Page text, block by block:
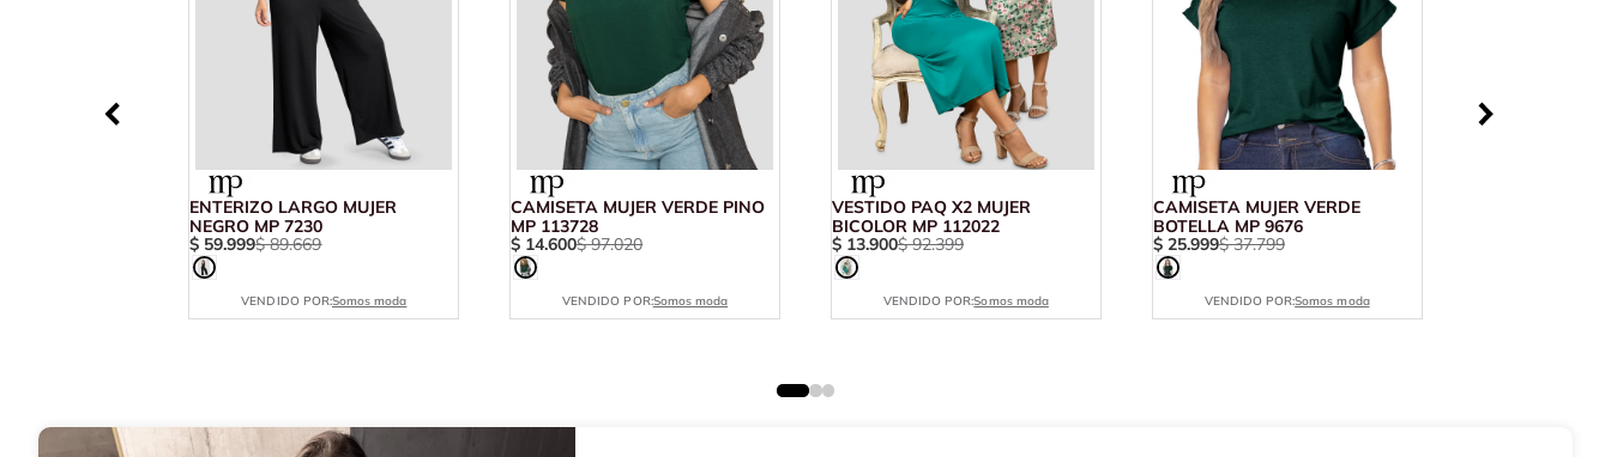
ENTERIZO LARGO MUJER
NEGRO MP 7230
$ 59.999$ 89.669
VENDIDO POR:Somos moda
CAMISETA MUJER VERDE PINO
MP 113728
$ 14.600$ 97.020
VENDIDO POR:Somos moda
VESTIDO PAQ X2 MUJER
BICOLOR MP 112022
$ 13.900$ 92.399
VENDIDO POR:Somos moda
CAMISETA MUJER VERDE
BOTELLA MP 9676
$ 25.999$ 37.799
VENDIDO POR:Somos moda